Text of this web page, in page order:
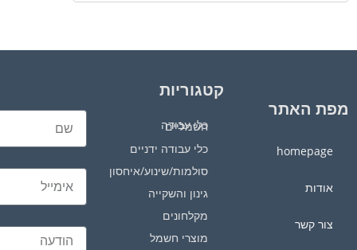
מפת האתר
homepage
אודות
צור קשר
קטגוריות
כלי עבודה חשמליים
כלי עבודה ידניים
סולמות/שינוע/איחסון
גינון והשקייה
מקלחונים
מוצרי חשמל